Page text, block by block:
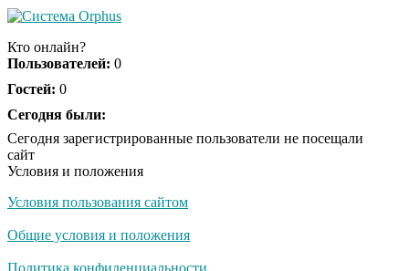
Ролик из Омска: вы
Ржу не переставая, это
не раз
Скрытая камера на
люди вытворяют, когда
Кто онлайн?
Пользователей: 0
Гостей: 0
Сегодня были:
Сегодня зарегистрированные пользователи не посещали
сайт
Условия и положения
Условия пользования сайтом
Общие условия и положения
Политика конфиденциальности